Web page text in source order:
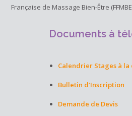
Française de Massage Bien-Être
Documents à
Calendrier Stages à la
Bulletin d’Inscription
Demande de Devis